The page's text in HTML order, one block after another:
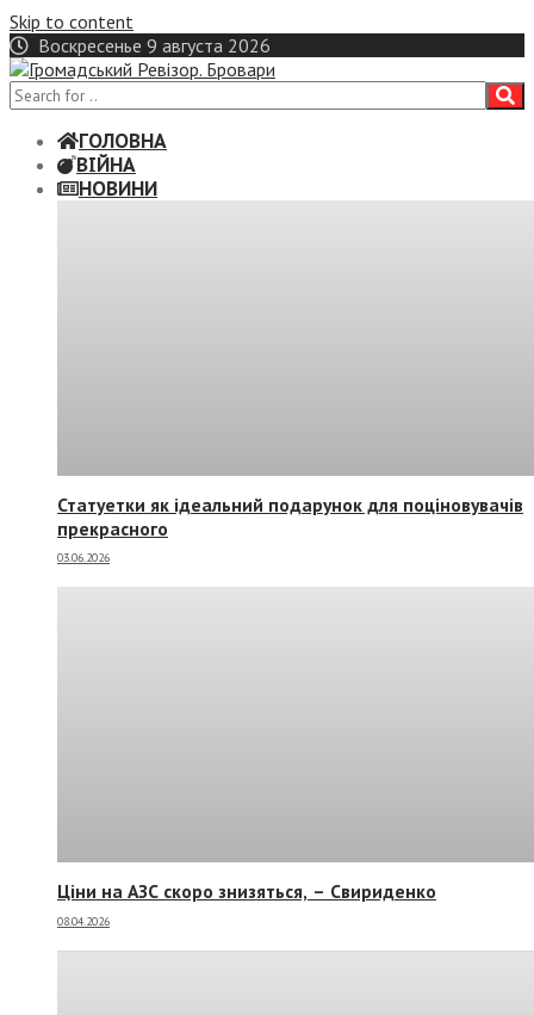
Skip to content
Воскресенье 9 августа 2026
ГОЛОВНА
ВІЙНА
НОВИНИ
Статуетки як ідеальний подарунок для поціновувачів
прекрасного
03.06.2026
Ціни на АЗС скоро знизяться, – Свириденко
08.04.2026